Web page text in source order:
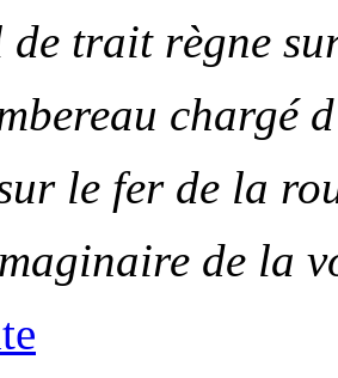
de trait règne
chargé
le fer de la
de la